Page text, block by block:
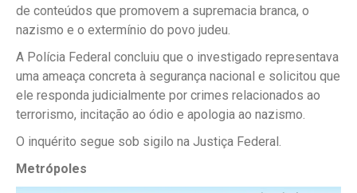
de conteúdos que promovem a supremacia branca, o
nazismo e o extermínio do povo judeu.
A Polícia Federal concluiu que o investigado representava
uma ameaça concreta à segurança nacional e solicitou que
ele responda judicialmente por crimes relacionados ao
terrorismo, incitação ao ódio e apologia ao nazismo.
O inquérito segue sob sigilo na Justiça Federal.
Metrópoles